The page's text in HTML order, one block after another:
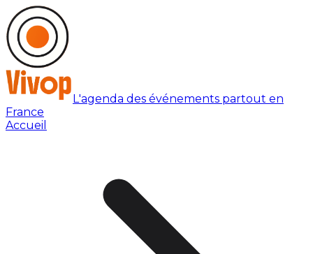
L'agenda des événements partout en
France
Accueil